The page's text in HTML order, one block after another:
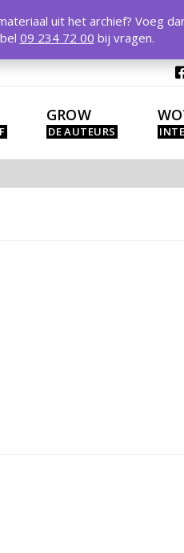
GROW
uit het archief? Voeg
09 234 72 00 bij vragen.